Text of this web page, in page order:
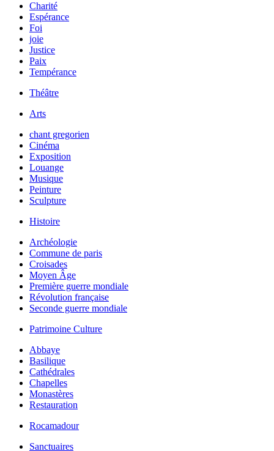
Charité
Espérance
Foi
joie
Justice
Paix
Tempérance
Théâtre
Arts
chant gregorien
Cinéma
Exposition
Louange
Musique
Peinture
Sculpture
Histoire
Archéologie
Commune de paris
Croisades
Moyen Âge
Première guerre mondiale
Révolution française
Seconde guerre mondiale
Patrimoine Culture
Abbaye
Basilique
Cathédrales
Chapelles
Monastères
Restauration
Rocamadour
Sanctuaires